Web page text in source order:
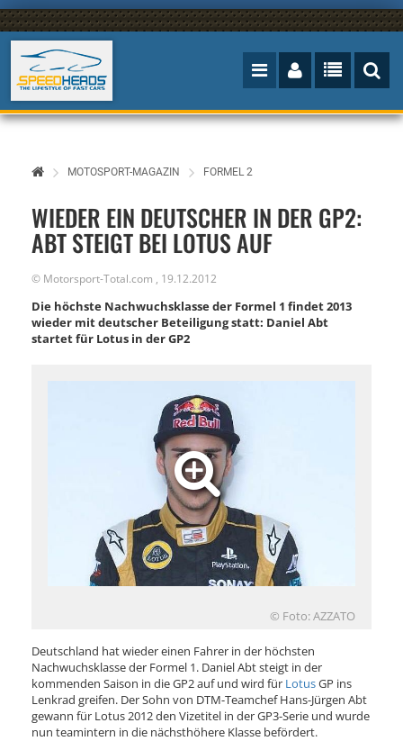
MOTOSPORT-MAGAZIN FORMEL 2
WIEDER EIN DEUTSCHER IN DER GP2:
ABT STEIGT BEI LOTUS AUF
© Motorsport-Total.com , 19.12.2012
Die höchste Nachwuchsklasse der Formel 1 findet 2013
wieder mit deutscher Beteiligung statt: Daniel Abt
startet für Lotus in der GP2
© Foto: AZZATO
Deutschland hat wieder einen Fahrer in der höchsten
Nachwuchsklasse der Formel 1. Daniel Abt steigt in der
kommenden Saison in die GP2 auf und wird für LotusGP ins
Lenkrad greifen. Der Sohn von DTM-Teamchef Hans-Jürgen Abt
gewann für Lotus 2012 den Vizetitel in der GP3-Serie und wurde
nun teamintern in die nächsthöhere Klasse befördert.